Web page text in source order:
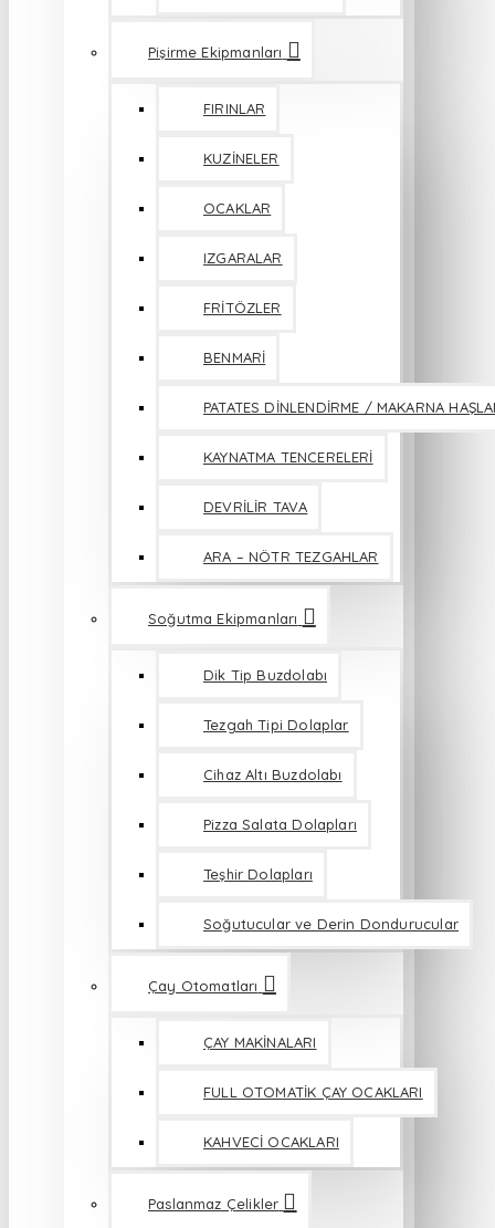
Pişirme Ekipmanları
FIRINLAR
KUZİNELER
OCAKLAR
IZGARALAR
FRİTÖZLER
BENMARİ
PATATES DİNLENDİRME / MAKARNA
KAYNATMA TENCERELERİ
DEVRİLİR TAVA
ARA – NÖTR TEZGAHLAR
Soğutma Ekipmanları
Dik Tip Buzdolabı
Tezgah Tipi Dolaplar
Cihaz Altı Buzdolabı
Pizza Salata Dolapları
Teşhir Dolapları
Soğutucular ve Derin Dondurucular
Çay Otomatları
ÇAY MAKİNALARI
FULL OTOMATİK ÇAY OCAKLARI
KAHVECİ OCAKLARI
Paslanmaz Çelikler